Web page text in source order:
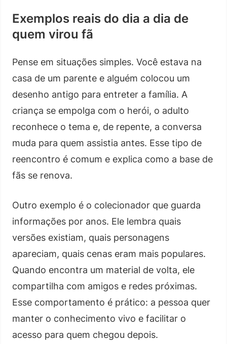
Exemplos reais do dia a dia de
quem virou fã
Pense em situações simples. Você estava na
casa de um parente e alguém colocou um
desenho antigo para entreter a família. A
criança se empolga com o herói, o adulto
reconhece o tema e, de repente, a conversa
muda para quem assistia antes. Esse tipo de
reencontro é comum e explica como a base de
fãs se renova.
Outro exemplo é o colecionador que guarda
informações por anos. Ele lembra quais
versões existiam, quais personagens
apareciam, quais cenas eram mais populares.
Quando encontra um material de volta, ele
compartilha com amigos e redes próximas.
Esse comportamento é prático: a pessoa quer
manter o conhecimento vivo e facilitar o
acesso para quem chegou depois.